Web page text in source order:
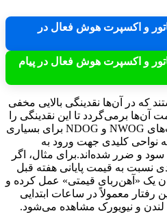
و اکسپرت هوش فعال در
و اکسپرت هوش فعال در پیام
که در آن‌ها نقدینگی بالایی مخفی
برمی‌گردد تا این نقدینگی را
مصرف کند. به همین دلیل، گپ‌های NWOG و NDOG برای بسیاری
نواحی کلیدی جهت ورود به
و ضرر شده‌اند.برای مثال، اگر
نسبت به قیمت پایانی هفته قبل
یک «آهن‌ربای قیمتی» عمل کرده و
معمولاً در ساعات ابتدایی
لندن و نیویورک مشاهده می‌شود.